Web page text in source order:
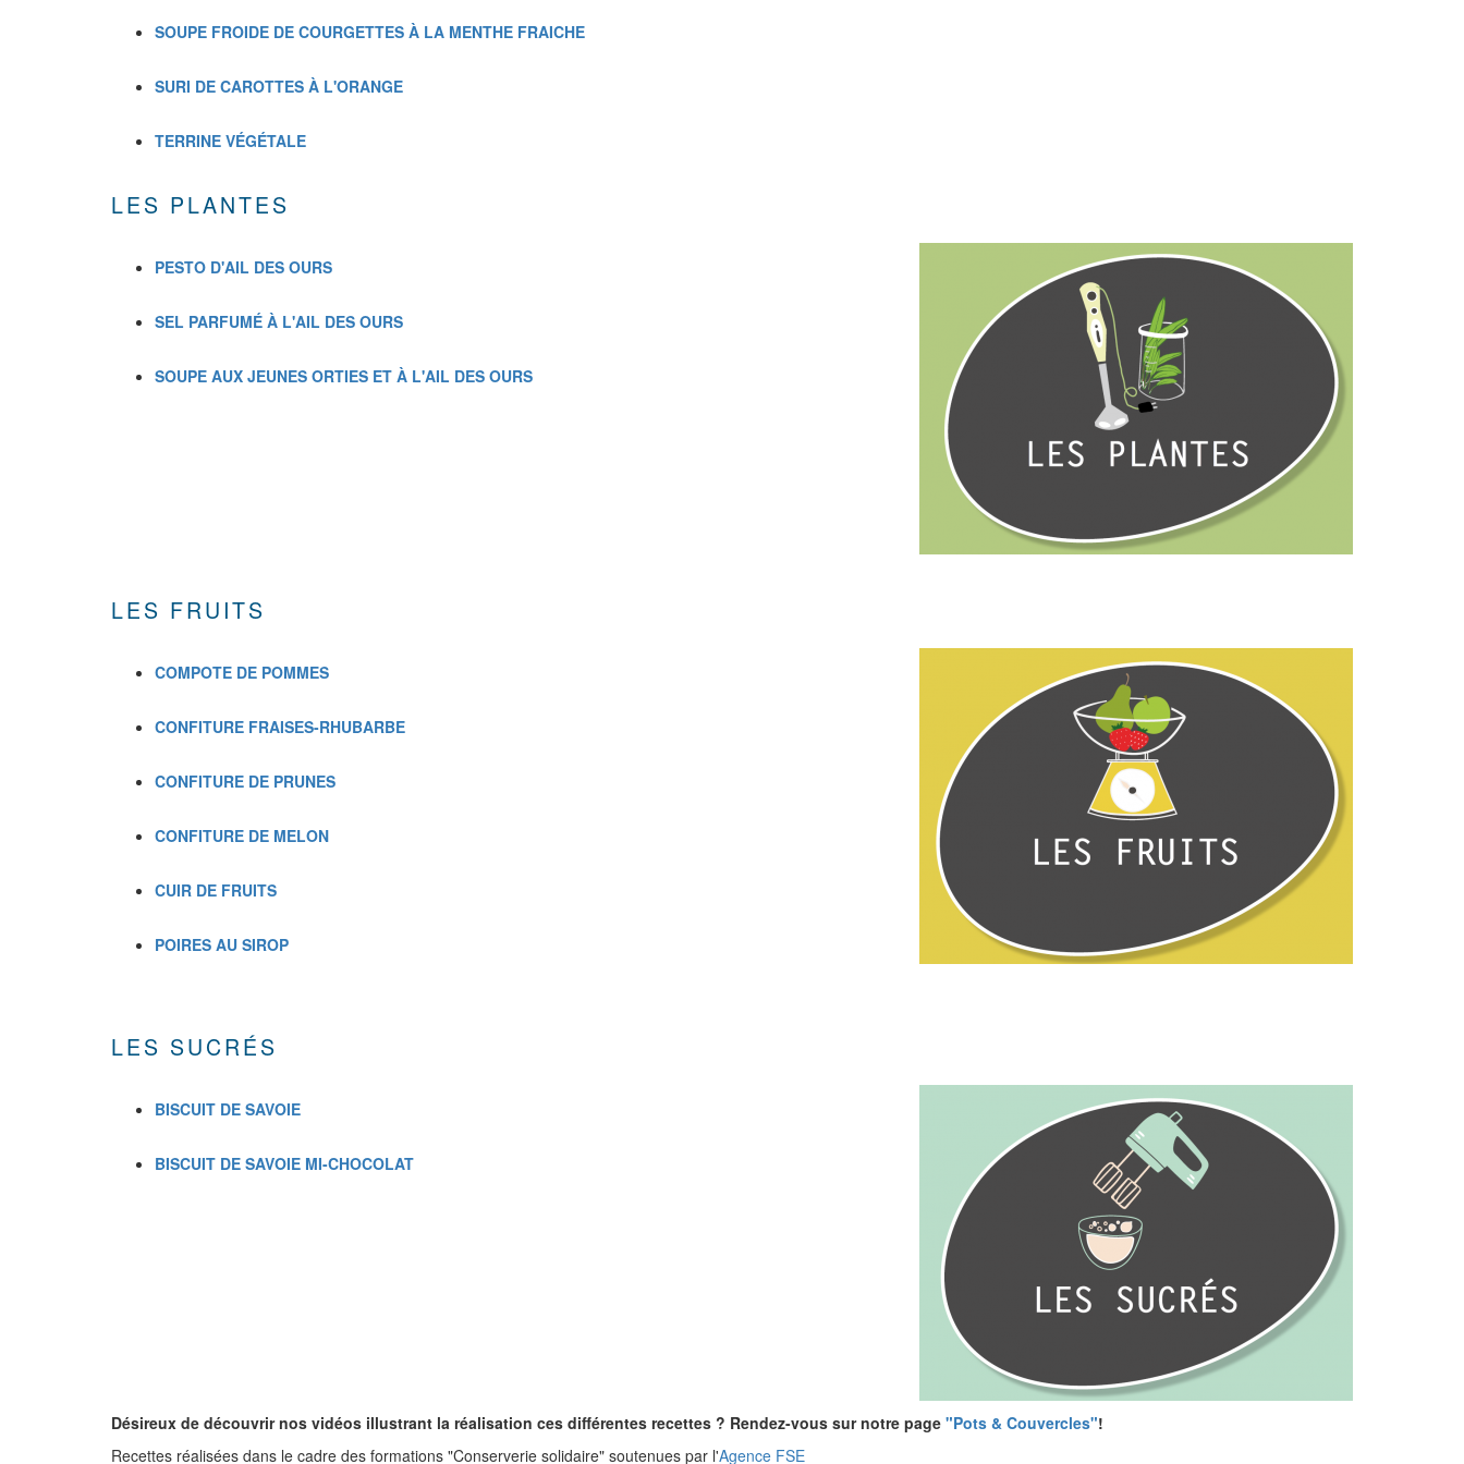
SOUPE FROIDE DE COURGETTES À LA MENTHE FRAICHE
SURI DE CAROTTES À L'ORANGE
TERRINE VÉGÉTALE
LES PLANTES
PESTO D'AIL DES OURS
SEL PARFUMÉ À L'AIL DES OURS
SOUPE AUX JEUNES ORTIES ET À L'AIL DES OURS
LES FRUITS
COMPOTE DE POMMES
CONFITURE FRAISES-RHUBARBE
CONFITURE DE PRUNES
CONFITURE DE MELON
CUIR DE FRUITS
POIRES AU SIROP
LES SUCRÉS
BISCUIT DE SAVOIE
BISCUIT DE SAVOIE MI-CHOCOLAT
Désireux de découvrir nos vidéos illustrant la réalisation ces différentes recettes ? Rendez-vous sur notre page "Pots & Couvercles"!
Recettes réalisées dans le cadre des formations "Conserverie solidaire" soutenues par l'Agence FSE